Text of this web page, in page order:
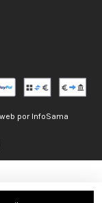
pedidos hechos se
por InfoSama